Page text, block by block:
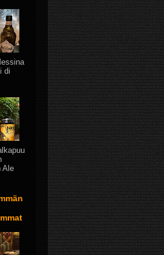
di
Ale